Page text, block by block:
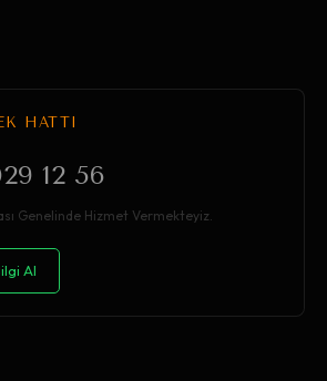
HATTI
12 56
Genelinde Hizmet Vermekteyiz.
Al